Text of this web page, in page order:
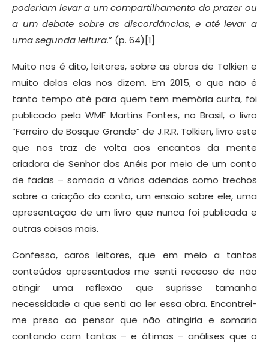
poderiam levar a um compartilhamento do prazer ou
a um debate sobre as discordâncias, e até levar a
uma segunda leitura.” (p. 64)[1]
Muito nos é dito, leitores, sobre as obras de Tolkien e
muito delas elas nos dizem. Em 2015, o que não é
tanto tempo até para quem tem memória curta, foi
publicado pela WMF Martins Fontes, no Brasil, o livro
“Ferreiro de Bosque Grande” de J.R.R. Tolkien, livro este
que nos traz de volta aos encantos da mente
criadora de Senhor dos Anéis por meio de um conto
de fadas – somado a vários adendos como trechos
sobre a criação do conto, um ensaio sobre ele, uma
apresentação de um livro que nunca foi publicada e
outras coisas mais.
Confesso, caros leitores, que em meio a tantos
conteúdos apresentados me senti receoso de não
atingir uma reflexão que suprisse tamanha
necessidade a que senti ao ler essa obra. Encontrei-
me preso ao pensar que não atingiria e somaria
contando com tantas – e ótimas – análises que o